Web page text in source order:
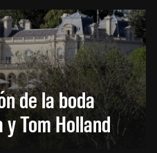
de la boda
Tom Holland